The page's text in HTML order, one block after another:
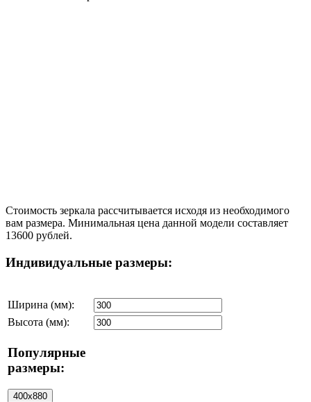
Стоимость зеркала рассчитывается исходя из необходимого
вам размера. Минимальная цена данной модели составляет
13600 рублей.
Индивидуальные размеры:
Ширина (мм):
Высота (мм):
Популярные
размеры: